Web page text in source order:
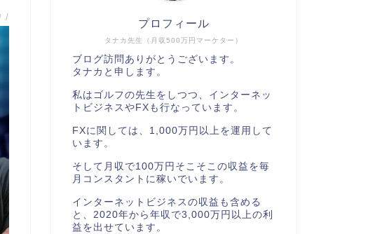
/
タナカ先生（月収500万円マーケター）
プロフィール
ブログ訪問ありがとうございます。
タナカと申します。
私はゴルフの先生をしつつ、インターネッ
トビジネスやFXも行なっています。
FXに関しては、1,000万円以上を運用して
います。
そして月収で100万円そこそこの収益を毎
月コンスタントに稼いでいます。
インターネットビジネスの収益も含める
と、2020年から年収で3,000万円以上の利
益を出せています。